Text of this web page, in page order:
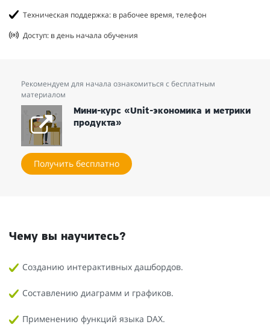
Техническая поддержка: в рабочее время, телефон
Доступ: в день начала обучения
Рекомендуем для начала ознакомиться с бесплатным
материалом
Мини-курс «Unit-экономика и метрики
продукта»
Получить бесплатно
Чему вы научитесь?
Созданию интерактивных дашбордов.
Составлению диаграмм и графиков.
Применению функций языка DAX.